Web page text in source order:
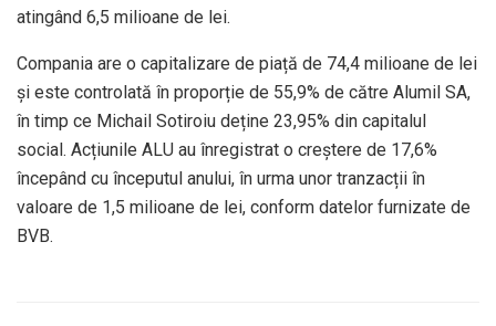
atingând 6,5 milioane de lei.
Compania are o capitalizare de piață de 74,4 milioane de lei
și este controlată în proporție de 55,9% de către Alumil SA,
în timp ce Michail Sotiroiu deține 23,95% din capitalul
social. Acțiunile ALU au înregistrat o creștere de 17,6%
începând cu începutul anului, în urma unor tranzacții în
valoare de 1,5 milioane de lei, conform datelor furnizate de
BVB.